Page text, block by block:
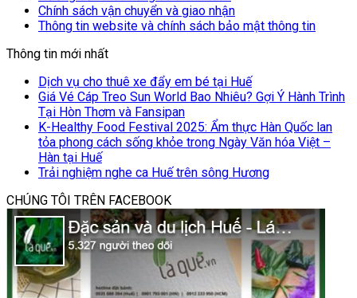
Chính sách vận chuyển và giao nhận
Thông tin website và chính sách bảo mật thông tin
Thông tin mới nhất
Dịch vụ cho thuê xe đẩy em bé tại Huế
Giá Vé Cáp Treo Sun World Bao Nhiêu? Gợi Ý Hành Trình
Tại Hòn Thơm và Fansipan
K-Healthy Food Festival 2025: Ẩm thực Hàn Quốc lan
tỏa phong cách sống khỏe trong Ngày Văn hóa Việt –
Hàn tại Huế
Trải nghiệm nghe ca Huế trên sông Hương
CHÚNG TÔI TRÊN FACEBOOK